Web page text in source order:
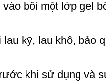
bôi một lớp gel
lau kỹ, lau khô, bảo
khi sử dụng và